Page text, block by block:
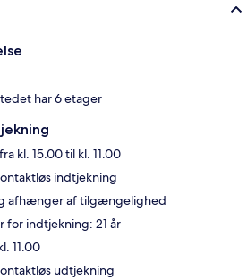
har 6 etager
kl. 15.00 til kl. 11.00
indtjekning
afhænger af tilgængelighed
for indtjekning: 21 år
11.00
udtjekning